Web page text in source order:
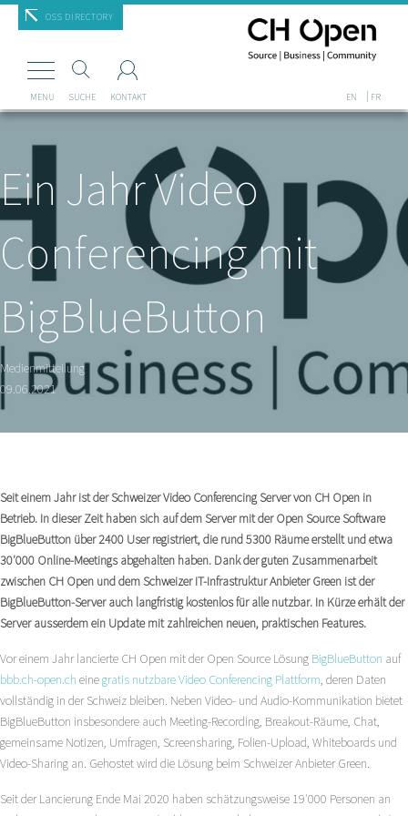
MastodonOSS DIRECTORY
MENU SUCHE KONTAKT FR
EN
Ein Jahr Video
Conferencing mit
BigBlueButton
Medienmitteilung
09.06.2021
Seit einem Jahr ist der Schweizer Video Conferencing Server von CH Open in
Betrieb. In dieser Zeit haben sich auf dem Server mit der Open Source Software
BigBlueButton über 2400 User registriert, die rund 5300 Räume erstellt und etwa
30′000 Online-Meetings abgehalten haben. Dank der guten Zusammenarbeit
zwischen CH Open und dem Schweizer IT-Infrastruktur Anbieter Green ist der
BigBlueButton-Server auch langfristig kostenlos für alle nutzbar. In Kürze erhält der
Server ausserdem ein Update mit zahlreichen neuen, praktischen Features.
Vor einem Jahr lancierte CH Open mit der Open Source Lösung BigBlueButton auf
bbb.ch-open.ch einegratis nutzbareVideo Conferencing Plattform, deren Daten
vollständig in der Schweiz bleiben. Neben Video- und Audio-Kommunikation bietet
BigBlueButton insbesondere auch Meeting-Recording, Breakout-Räume, Chat,
gemeinsame Notizen, Umfragen, Screensharing, Folien-Upload, Whiteboards und
Video-Sharing an. Gehostet wird die Lösung beim Schweizer Anbieter Green.
Seit der Lancierung Ende Mai 2020 haben schätzungsweise 19′000 Personen an